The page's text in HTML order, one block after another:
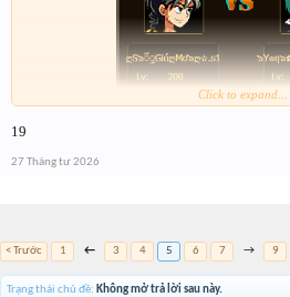
Click to expand...
19
27 Tháng tư 2026
< Trước
1 ← 3 4 5 6 7 → 9
Trạng thái chủ đề: Không mở trả lời sau này.